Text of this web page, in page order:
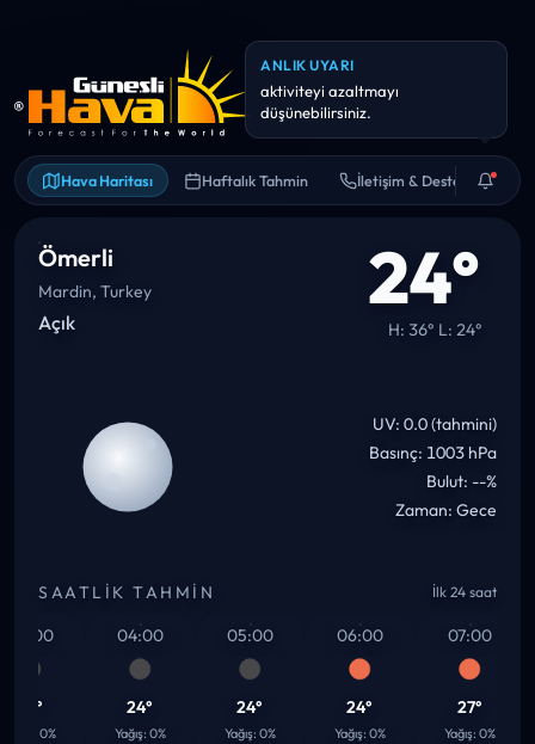
Hava Haritası Haftalık Tahmin İletişim & Destek
ANLIK UYARI
Yarın sıcaklık 35°C civarına
çıkabilir. Bol su ve gölge iyi fikir.
Ömerli
Mardin, Turkey
Açık 24°
H: 36° L: 24°
UV: 0.0 (tahmini)
Basınç: 1003 hPa
Bulut: --%
Zaman: Gece
SAATLIK TAHMIN İlk 24 saat
0%
04:00
24°
Yağış: 0%
05:00
24°
Yağış: 0%
06:00
24°
Yağış: 0%
07:00
27°
Yağış: 0%